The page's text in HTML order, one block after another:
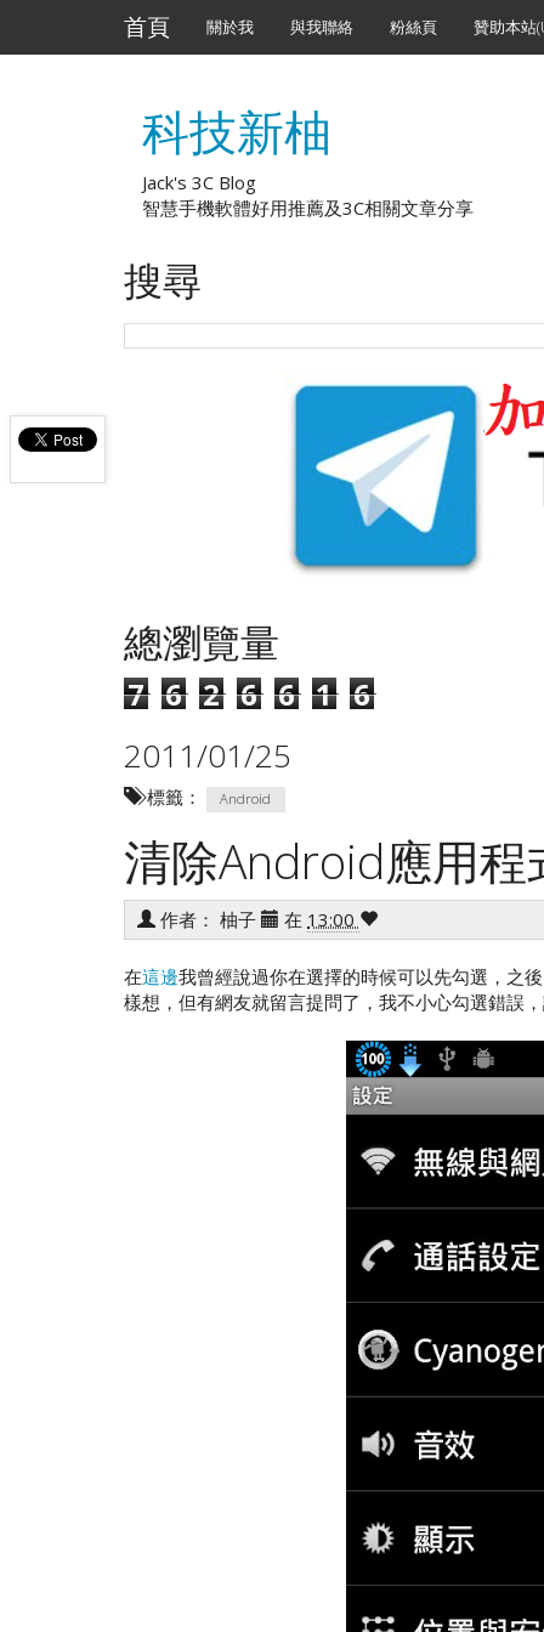
首頁 關於我 與我聯絡 粉絲頁 贊助本站
科技新柚
Jack's 3C Blog
智慧手機軟體好用推薦及3C相關文章分享
搜尋
總瀏覽量
7 6 2 6 6 1 6
2011/01/25
標籤： Android
清除Android應用程
作者： 柚子 在 13:00
在這邊我曾經說過你在選擇的時候可以先勾選，之
樣想，但有網友就留言提問了，我不小心勾選錯誤